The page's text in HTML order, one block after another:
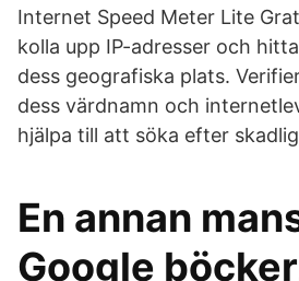
Internet Speed Meter Lite
kolla upp IP-adresser och
dess geografiska plats.
dess värdnamn och
hjälpa till att söka efter
En annan
Google